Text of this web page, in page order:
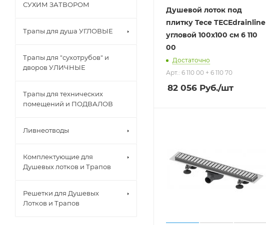
Душевой лоток под
плитку Tece TECEdrainline
угловой 100х100 см 6 110
00
Достаточно
Арт.: 6 110 00 + 6 110 70
82 056 Руб./шт
СУХИМ ЗАТВОРОМ
Трапы для душа УГЛОВЫЕ
Трапы для "сухотрубов" и
дворов УЛИЧНЫЕ
Трапы для технических
помещений и ПОДВАЛОВ
Ливнеотводы
Комплектующие для
Душевых лотков и Трапов
Решетки для Душевых
Лотков и Трапов